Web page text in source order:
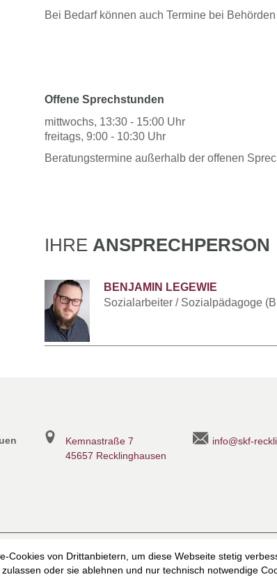
von Drittanbietern, um diese Webseite stetig
oder sie ablehnen und nur technisch notwendige
Bei Bedarf können auch Termine bei
Offene Sprechstunden
mittwochs, 13:30 - 15:00 Uhr
freitags, 9:00 - 10:30 Uhr
Beratungstermine außerhalb der offenen
IHRE ANSPRECHPERSON
BENJAMIN LEGEWIE
Sozialarbeiter / Sozialpädagoge
Kemnastraße 7
45657 Recklinghausen
info@skf-
Datenschutzerklärung Datenschutzerklärung für